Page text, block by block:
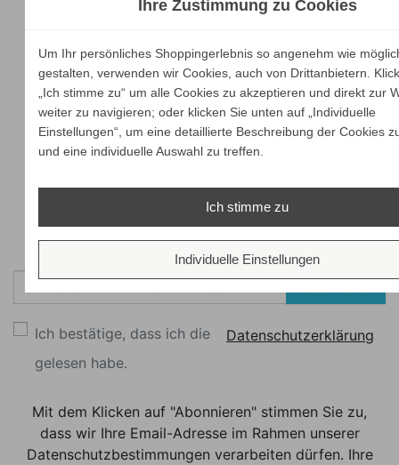
Newsletter
Ich bestätige, dass ich die
Datenschutzerklärung
gelesen habe.
Mit dem Klicken auf "Abonnieren" stimmen Sie zu,
dass wir Ihre Email-Adresse im Rahmen unserer
Datenschutzbestimmungen verarbeiten dürfen. Ihre
Ihre Zustimmung zu Cookies
Um Ihr persönliches Shoppingerlebnis so angenehm wie
gestalten, verwenden wir Cookies, auch von Drittanbietern.
„Ich stimme zu“ um alle Cookies zu akzeptieren und direkt zur
weiter zu navigieren; oder klicken Sie unten auf „Individuelle
Einstellungen“, um eine detaillierte Beschreibung der Cookies
und eine individuelle Auswahl zu treffen.
Ich stimme zu
Individuelle Einstellungen